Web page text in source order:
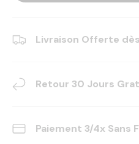
Livraison Offerte
Retour 30 Jours
Paiement 3/4x Sans